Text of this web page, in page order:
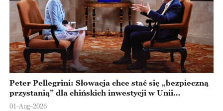
Peter Pellegrini: Słowacja chce stać się „bezpieczną
przystanią” dla chińskich inwestycji w Unii
Europejskiej
01-Aug-2026